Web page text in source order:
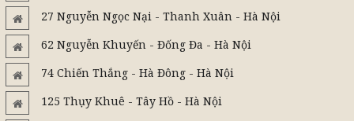
27 Nguyễn Ngọc Nại - Thanh Xuân - Hà Nội
62 Nguyễn Khuyến - Đống Đa - Hà Nội
74 Chiến Thắng - Hà Đông - Hà Nội
125 Thụy Khuê - Tây Hồ - Hà Nội